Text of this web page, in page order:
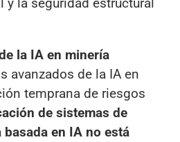
la IA en minería
avanzados de la IA en
temprana de riesgos
de sistemas de
en IA no está